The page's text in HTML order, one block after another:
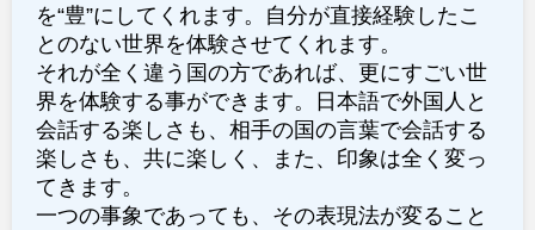
を“豊”にしてくれます。自分が直接経験したこ
とのない世界を体験させてくれます。
それが全く違う国の方であれば、更にすごい世
界を体験する事ができます。日本語で外国人と
会話する楽しさも、相手の国の言葉で会話する
楽しさも、共に楽しく、また、印象は全く変っ
てきます。
一つの事象であっても、その表現法が変ること